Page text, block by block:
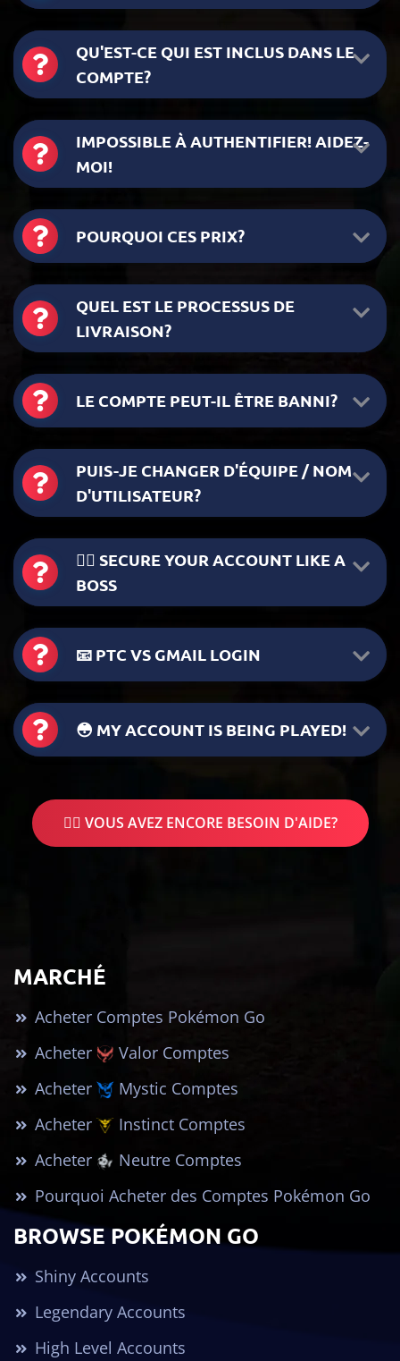
QU'EST-CE QUI EST INCLUS DANS LE
COMPTE?
IMPOSSIBLE À AUTHENTIFIER! AIDEZ-
MOI!
POURQUOI CES PRIX?
QUEL EST LE PROCESSUS DE
LIVRAISON?
LE COMPTE PEUT-IL ÊTRE BANNI?
PUIS-JE CHANGER D'ÉQUIPE / NOM
D'UTILISATEUR?
🦸‍♂️ SECURE YOUR ACCOUNT LIKE A
BOSS
📧 PTC VS GMAIL LOGIN
😳 MY ACCOUNT IS BEING PLAYED!
🤷‍♂️ VOUS AVEZ ENCORE BESOIN D'AIDE?
MARCHÉ
Acheter Comptes Pokémon Go
Acheter
Valor Comptes
Acheter
Mystic Comptes
Acheter
Instinct Comptes
Acheter
Neutre Comptes
Pourquoi Acheter des Comptes Pokémon Go
BROWSE POKÉMON GO
Shiny Accounts
Legendary Accounts
High Level Accounts